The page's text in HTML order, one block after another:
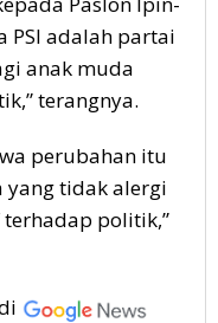
PSI adalah partai
anak muda
terangnya.
perubahan itu
tidak alergi
politik,”